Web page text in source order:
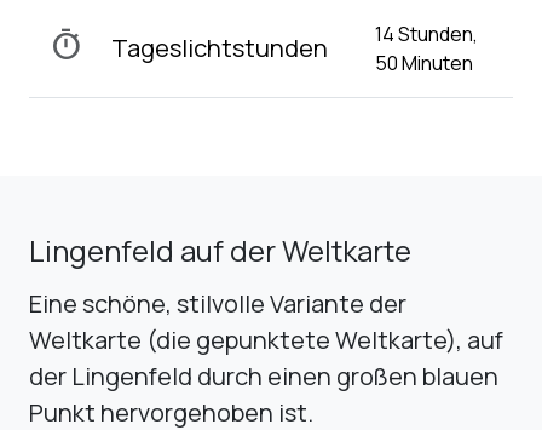
timer Tageslichtstunden
14 Stunden,
50 Minuten
Lingenfeld auf der Weltkarte
Eine schöne, stilvolle Variante der
Weltkarte (die gepunktete Weltkarte), auf
der Lingenfeld durch einen großen blauen
Punkt hervorgehoben ist.